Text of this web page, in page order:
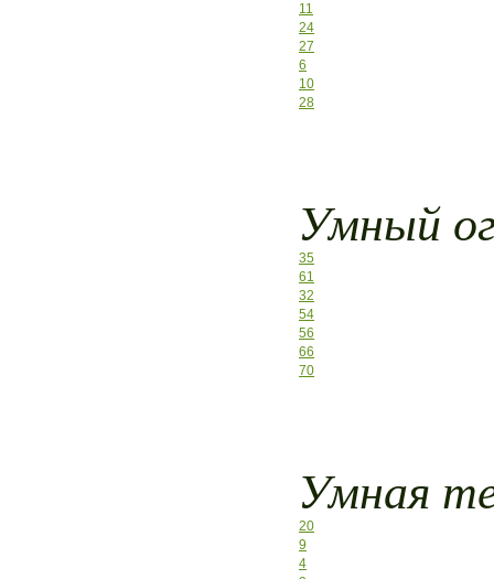
11
24
27
6
10
28
Умный
35
61
32
54
56
66
70
Умная
20
9
4